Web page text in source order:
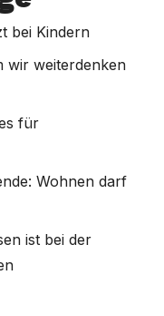
bei Kindern
wir weiterdenken
für
Wohnen darf
ist bei der